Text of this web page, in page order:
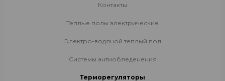
Контакты
Теплые полы электрические
Электро-водяной теплый пол
Системы антиобледенения
Терморегуляторы